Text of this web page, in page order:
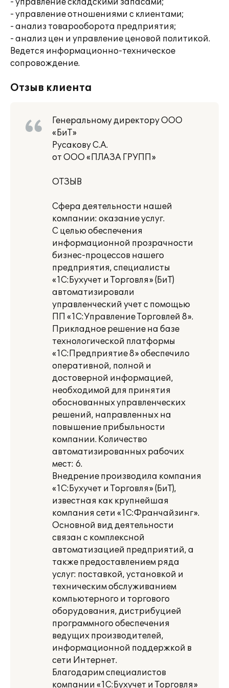
- управление складскими запасами;
- управление отношениями с клиентами;
- анализ товарооборота предприятия;
- анализ цен и управление ценовой политикой.
Ведется информационно-техническое
сопровождение.
Отзыв клиента
Генеральному директору ООО
«БиТ»
Русакову С.А.
от ООО «ПЛАЗА ГРУПП»
ОТЗЫВ
Сфера деятельности нашей
компании: оказание услуг.
С целью обеспечения
информационной прозрачности
бизнес-процессов нашего
предприятия, специалисты
«1С:Бухучет и Торговля» (БиТ)
автоматизировали
управленческий учет с помощью
ПП «1С:Управление Торговлей 8».
Прикладное решение на базе
технологической платформы
«1С:Предприятие 8» обеспечило
оперативной, полной и
достоверной информацией,
необходимой для принятия
обоснованных управленческих
решений, направленных на
повышение прибыльности
компании. Количество
автоматизированных рабочих
мест: 6.
Внедрение производила компания
«1С:Бухучет и Торговля» (БиТ),
известная как крупнейшая
компания сети «1С:Франчайзинг».
Основной вид деятельности
связан с комплексной
автоматизацией предприятий, а
также предоставлением ряда
услуг: поставкой, установкой и
техническим обслуживанием
компьютерного и торгового
оборудования, дистрибуцией
программного обеспечения
ведущих производителей,
информационной поддержкой в
сети Интернет.
Благодарим специалистов
компании «1С:Бухучет и Торговля»